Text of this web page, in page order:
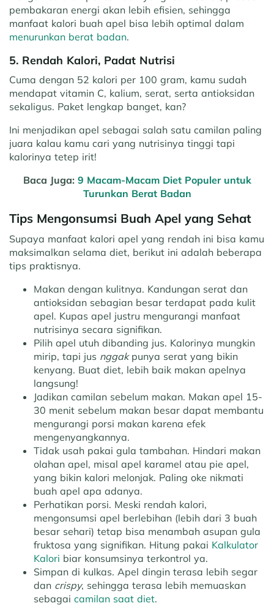
pembakaran energi akan lebih efisien, sehingga
manfaat kalori buah apel bisa lebih optimal dalam
menurunkan berat badan.
5. Rendah Kalori, Padat Nutrisi
Cuma dengan 52 kalori per 100 gram, kamu sudah
mendapat vitamin C, kalium, serat, serta antioksidan
sekaligus. Paket lengkap banget, kan?
Ini menjadikan apel sebagai salah satu camilan paling
juara kalau kamu cari yang nutrisinya tinggi tapi
kalorinya tetep irit!
Baca Juga: 9 Macam-Macam Diet Populer untuk
Turunkan Berat Badan
Tips Mengonsumsi Buah Apel yang Sehat
Supaya manfaat kalori apel yang rendah ini bisa kamu
maksimalkan selama diet, berikut ini adalah beberapa
tips praktisnya.
Makan dengan kulitnya. Kandungan serat dan
antioksidan sebagian besar terdapat pada kulit
apel. Kupas apel justru mengurangi manfaat
nutrisinya secara signifikan.
Pilih apel utuh dibanding jus. Kalorinya mungkin
mirip, tapi jus nggak punya serat yang bikin
kenyang. Buat diet, lebih baik makan apelnya
langsung!
Jadikan camilan sebelum makan. Makan apel 15-
30 menit sebelum makan besar dapat membantu
mengurangi porsi makan karena efek
mengenyangkannya.
Tidak usah pakai gula tambahan. Hindari makan
olahan apel, misal apel karamel atau pie apel,
yang bikin kalori melonjak. Paling oke nikmati
buah apel apa adanya.
Perhatikan porsi. Meski rendah kalori,
mengonsumsi apel berlebihan (lebih dari 3 buah
besar sehari) tetap bisa menambah asupan gula
fruktosa yang signifikan. Hitung pakai Kalkulator
Kalori biar konsumsinya terkontrol ya.
Simpan di kulkas. Apel dingin terasa lebih segar
dan crispy, sehingga terasa lebih memuaskan
sebagai camilan saat diet.